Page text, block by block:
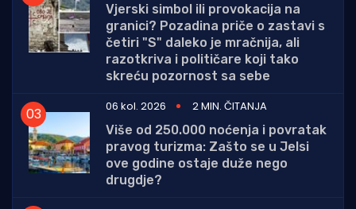
Vjerski simbol ili provokacija na
granici? Pozadina priče o zastavi s
četiri "S" daleko je mračnija, ali
razotkriva i političare koji tako
skreću pozornost sa sebe
06 kol. 2026
2 MIN. ČITANJA
Više od 250.000 noćenja i povratak
pravog turizma: Zašto se u Jelsi
ove godine ostaje duže nego
drugdje?